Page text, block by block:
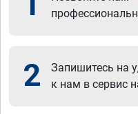
2
Запишитесь на
к нам в сервис